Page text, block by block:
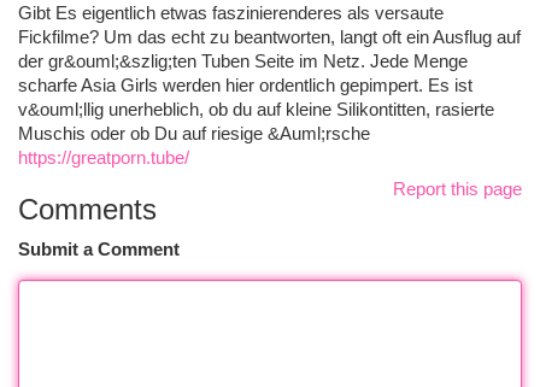
Gibt Es eigentlich etwas faszinierenderes als versaute
Fickfilme? Um das echt zu beantworten, langt oft ein Ausflug auf
der gr&ouml;&szlig;ten Tuben Seite im Netz. Jede Menge
scharfe Asia Girls werden hier ordentlich gepimpert. Es ist
v&ouml;llig unerheblich, ob du auf kleine Silikontitten, rasierte
Muschis oder ob Du auf riesige &Auml;rsche
https://greatporn.tube/
Report this page
Comments
Submit a Comment